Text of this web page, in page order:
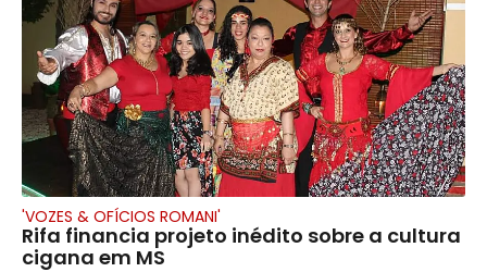
'VOZES & OFÍCIOS ROMANI'
Rifa financia projeto inédito sobre a cultura
cigana em MS